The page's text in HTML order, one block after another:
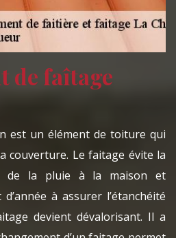
de faîtage
est un élément de toiture qui
couverture. Le faitage évite la
de la pluie à la maison et
à assurer l’étanchéité
devient dévalorisant. Il a